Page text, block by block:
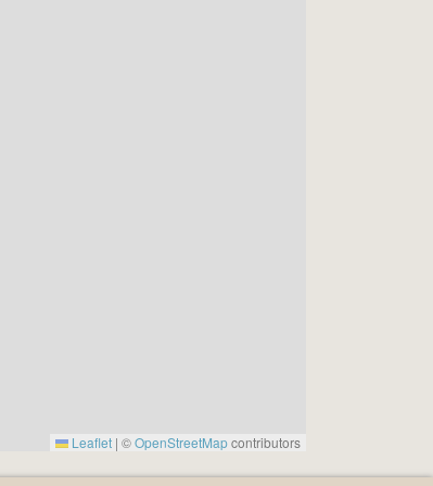
Leaflet | ©OpenStreetMapcontributors